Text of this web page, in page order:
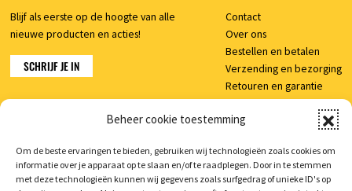
Beheer cookie toestemming
Om de beste ervaringen te bieden, gebruiken wij technologieën zoals cookies om
informatie over je apparaat op te slaan en/of te raadplegen. Door in te stemmen
met deze technologieën kunnen wij gegevens zoals surfgedrag of unieke ID's op
Blijf als eerste op de hoogte van alle
nieuwe producten en acties!
SCHRIJF JE IN
Contact
Over ons
Bestellen en betalen
Verzending en bezorging
Retouren en garantie
Klachten
Veelgestelde vragen
Shop